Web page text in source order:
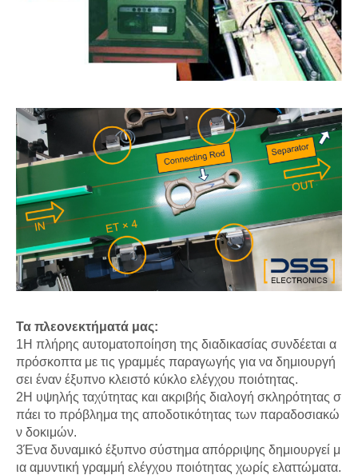
Τα πλεονεκτήματά μας:
1Η πλήρης αυτοματοποίηση της διαδικασίας συνδέεται α
πρόσκοπτα με τις γραμμές παραγωγής για να δημιουργή
σει έναν έξυπνο κλειστό κύκλο ελέγχου ποιότητας.
2Η υψηλής ταχύτητας και ακριβής διαλογή σκληρότητας σ
πάει το πρόβλημα της αποδοτικότητας των παραδοσιακώ
ν δοκιμών.
3Ένα δυναμικό έξυπνο σύστημα απόρριψης δημιουργεί μ
ια αμυντική γραμμή ελέγχου ποιότητας χωρίς ελαττώματα.